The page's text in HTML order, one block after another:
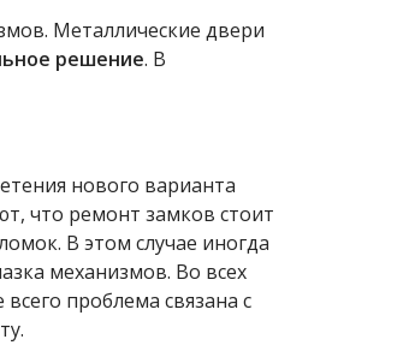
Металлические двери
решение. В
нового варианта
что ремонт замков стоит
В этом случае иногда
механизмов. Во всех
проблема связана с